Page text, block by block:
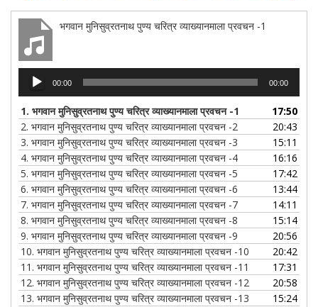
भगवान मुनिसुव्रतनाथ पुण्य चरित्र व्याख्यानमाला प्रवचन -1
Audio
Player
00:00 00:00
1. भगवान मुनिसुव्रतनाथ पुण्य चरित्र व्याख्यानमाला प्रवचन -1
17:50
2. भगवान मुनिसुव्रतनाथ पुण्य चरित्र व्याख्यानमाला प्रवचन -2
20:43
3. भगवान मुनिसुव्रतनाथ पुण्य चरित्र व्याख्यानमाला प्रवचन -3
15:11
4. भगवान मुनिसुव्रतनाथ पुण्य चरित्र व्याख्यानमाला प्रवचन -4
16:16
5. भगवान मुनिसुव्रतनाथ पुण्य चरित्र व्याख्यानमाला प्रवचन -5
17:42
6. भगवान मुनिसुव्रतनाथ पुण्य चरित्र व्याख्यानमाला प्रवचन -6
13:44
7. भगवान मुनिसुव्रतनाथ पुण्य चरित्र व्याख्यानमाला प्रवचन -7
14:11
8. भगवान मुनिसुव्रतनाथ पुण्य चरित्र व्याख्यानमाला प्रवचन -8
15:14
9. भगवान मुनिसुव्रतनाथ पुण्य चरित्र व्याख्यानमाला प्रवचन -9
20:56
10. भगवान मुनिसुव्रतनाथ पुण्य चरित्र व्याख्यानमाला प्रवचन -10
20:42
11. भगवान मुनिसुव्रतनाथ पुण्य चरित्र व्याख्यानमाला प्रवचन -11
17:31
12. भगवान मुनिसुव्रतनाथ पुण्य चरित्र व्याख्यानमाला प्रवचन -12
20:58
13. भगवान मुनिसुव्रतनाथ पुण्य चरित्र व्याख्यानमाला प्रवचन -13 15:24